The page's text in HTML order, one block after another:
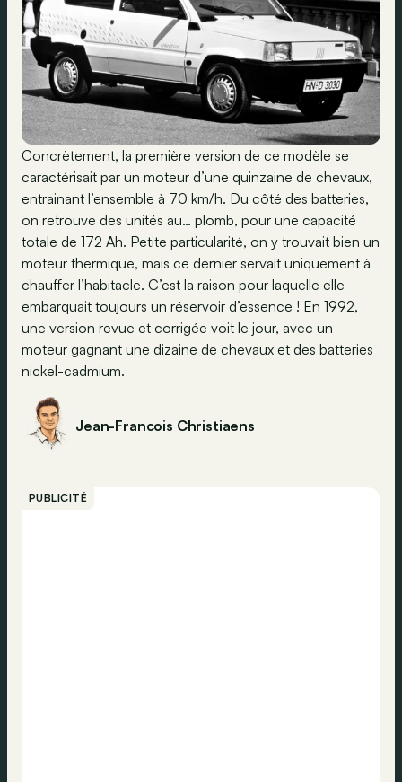
Concrètement, la première version de ce modèle se
caractérisait par un moteur d’une quinzaine de chevaux,
entrainant l’ensemble à 70 km/h. Du côté des batteries,
on retrouve des unités au… plomb, pour une capacité
totale de 172 Ah. Petite particularité, on y trouvait bien un
moteur thermique, mais ce dernier servait uniquement à
chauffer l’habitacle. C’est la raison pour laquelle elle
embarquait toujours un réservoir d’essence ! En 1992,
une version revue et corrigée voit le jour, avec un
moteur gagnant une dizaine de chevaux et des batteries
nickel-cadmium.
Jean-Francois Christiaens
PUBLICITÉ